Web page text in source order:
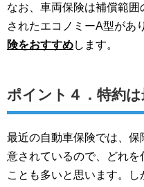
なお、車両保険は補償範
されたエコノミーA型があ
険をおすすめします。
ポイント４．特約は
最近の自動車保険では、保
意されているので、どれを
ことも多いと思います。